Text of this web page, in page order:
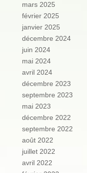
mars 2025
février 2025
janvier 2025
décembre 2024
juin 2024
mai 2024
avril 2024
décembre 2023
septembre 2023
mai 2023
décembre 2022
septembre 2022
août 2022
juillet 2022
avril 2022